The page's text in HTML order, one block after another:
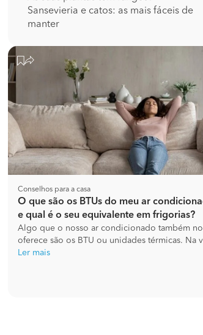
Sansevieria e catos: as mais fáceis de
manter
Conselhos para a casa
O que são os BTUs do meu ar
e qual é o seu equivalente em frigorias?
Algo que o nosso ar condicionado também
oferece são os BTU ou unidades térmicas. Na
Ler mais